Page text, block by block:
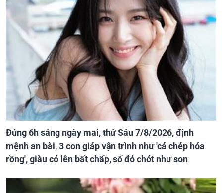
Đúng 6h sáng ngày mai, thứ Sáu 7/8/2026, định
mệnh an bài, 3 con giáp vận trình như 'cá chép hóa
rồng', giàu có lên bất chấp, số đỏ chót như son